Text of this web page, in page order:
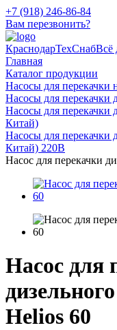
+7 (918) 246-86-84
Вам перезвонить?
КраснодарТехСнабВсё
Главная
Каталог продукции
Насосы для перекачки
Насосы для перекачки
Насосы для перекачки
Китай)
Насосы для перекачки
Китай) 220В
Насос для перекачки
Насос для
Helios 60